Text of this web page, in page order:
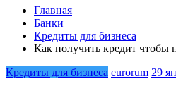
Главная
Банки
Кредиты для бизнеса
Как получить кредит чтобы
Кредиты для бизнеса eurorum 29